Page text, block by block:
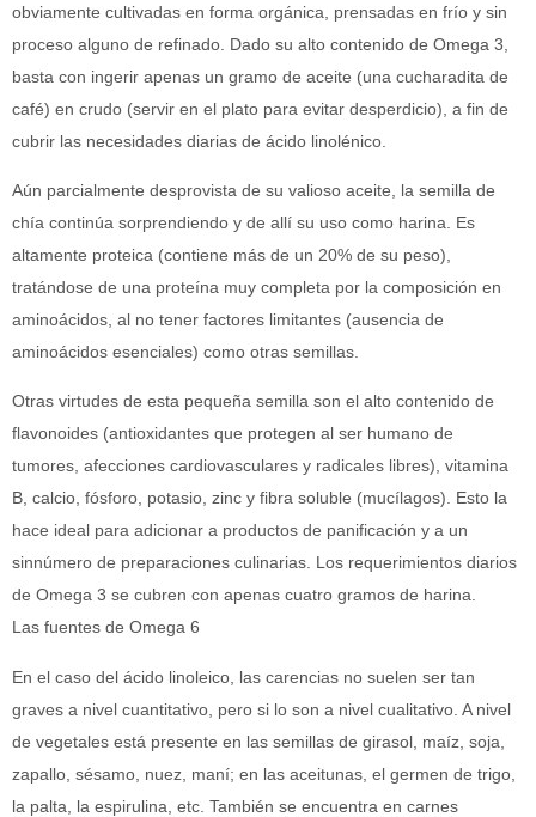
obviamente cultivadas en forma orgánica, prensadas en frío y sin
proceso alguno de refinado. Dado su alto contenido de Omega 3,
basta con ingerir apenas un gramo de aceite (una cucharadita de
café) en crudo (servir en el plato para evitar desperdicio), a fin de
cubrir las necesidades diarias de ácido linolénico.
Aún parcialmente desprovista de su valioso aceite, la semilla de
chía continúa sorprendiendo y de allí su uso como harina. Es
altamente proteica (contiene más de un 20% de su peso),
tratándose de una proteína muy completa por la composición en
aminoácidos, al no tener factores limitantes (ausencia de
aminoácidos esenciales) como otras semillas.
Otras virtudes de esta pequeña semilla son el alto contenido de
flavonoides (antioxidantes que protegen al ser humano de
tumores, afecciones cardiovasculares y radicales libres), vitamina
B, calcio, fósforo, potasio, zinc y fibra soluble (mucílagos). Esto la
hace ideal para adicionar a productos de panificación y a un
sinnúmero de preparaciones culinarias. Los requerimientos diarios
de Omega 3 se cubren con apenas cuatro gramos de harina.
Las fuentes de Omega 6
En el caso del ácido linoleico, las carencias no suelen ser tan
graves a nivel cuantitativo, pero si lo son a nivel cualitativo. A nivel
de vegetales está presente en las semillas de girasol, maíz, soja,
zapallo, sésamo, nuez, maní; en las aceitunas, el germen de trigo,
la palta, la espirulina, etc. También se encuentra en carnes